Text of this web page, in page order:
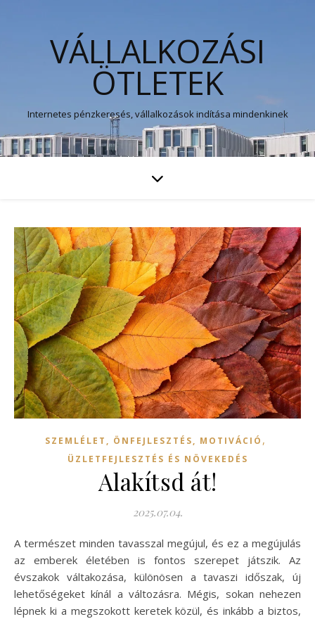
VÁLLALKOZÁSI
ÖTLETEK
Internetes pénzkeresés, vállalkozások indítása mindenkinek
SZEMLÉLET, ÖNFEJLESZTÉS, MOTIVÁCIÓ ,
ÜZLETFEJLESZTÉS ÉS NÖVEKEDÉS
Alakítsd át!
2025.07.04.
A természet minden tavasszal megújul, és ez a megújulás
az emberek életében is fontos szerepet játszik. Az
évszakok váltakozása, különösen a tavaszi időszak, új
lehetőségeket kínál a változásra. Mégis, sokan nehezen
lépnek ki a megszokott keretek közül, és inkább a biztos,